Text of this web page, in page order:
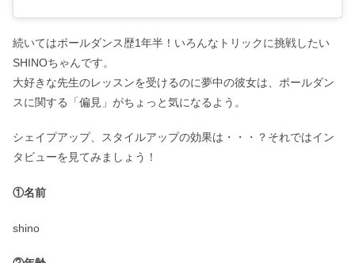
続いてはポールダンス歴1年半！いろんなトリックに挑戦したい
SHINOちゃんです。
大好きな先生のレッスンを受けるのに夢中の彼女は、ポールダン
スに関する「偏見」がちょっと気になるよう。
シェイプアップ、スタイルアップの効果は・・・？それではイン
タビューを見てみましょう！
①名前
shino